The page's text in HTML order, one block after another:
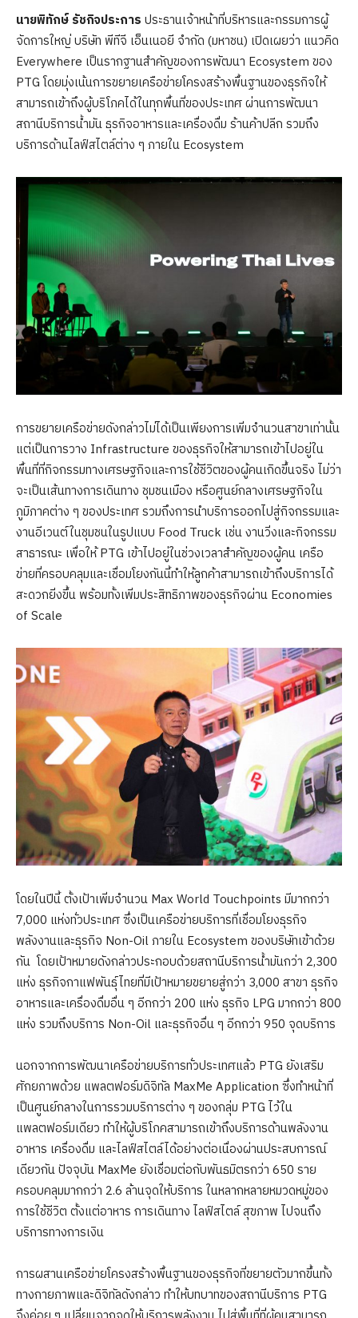
นายพิทักษ์ รัชกิจประการ ประธานเจ้าหน้าที่บริหารและกรรมการผู้
จัดการใหญ่ บริษัท พีทีจี เอ็นเนอยี จำกัด (มหาชน) เปิดเผยว่า แนวคิด
Everywhere เป็นรากฐานสำคัญของการพัฒนา Ecosystem ของ
PTG โดยมุ่งเน้นการขยายเครือข่ายโครงสร้างพื้นฐานของธุรกิจให้
สามารถเข้าถึงผู้บริโภคได้ในทุกพื้นที่ของประเทศ ผ่านการพัฒนา
สถานีบริการน้ำมัน ธุรกิจอาหารและเครื่องดื่ม ร้านค้าปลีก รวมถึง
บริการด้านไลฟ์สไตล์ต่าง ๆ ภายใน Ecosystem
การขยายเครือข่ายดังกล่าวไม่ได้เป็นเพียงการเพิ่มจำนวนสาขาเท่านั้น
แต่เป็นการวาง Infrastructure ของธุรกิจให้สามารถเข้าไปอยู่ใน
พื้นที่ที่กิจกรรมทางเศรษฐกิจและการใช้ชีวิตของผู้คนเกิดขึ้นจริง ไม่ว่า
จะเป็นเส้นทางการเดินทาง ชุมชนเมือง หรือศูนย์กลางเศรษฐกิจใน
ภูมิภาคต่าง ๆ ของประเทศ รวมถึงการนำบริการออกไปสู่กิจกรรมและ
งานอีเวนต์ในชุมชนในรูปแบบ Food Truck เช่น งานวิ่งและกิจกรรม
สาธารณะ เพื่อให้ PTG เข้าไปอยู่ในช่วงเวลาสำคัญของผู้คน เครือ
ข่ายที่ครอบคลุมและเชื่อมโยงกันนี้ทำให้ลูกค้าสามารถเข้าถึงบริการได้
สะดวกยิ่งขึ้น พร้อมทั้งเพิ่มประสิทธิภาพของธุรกิจผ่าน Economies
of Scale
โดยในปีนี้ ตั้งเป้าเพิ่มจำนวน Max World Touchpoints มีมากกว่า
7,000 แห่งทั่วประเทศ ซึ่งเป็นเครือข่ายบริการที่เชื่อมโยงธุรกิจ
พลังงานและธุรกิจ Non-Oil ภายใน Ecosystem ของบริษัทเข้าด้วย
กัน โดยเป้าหมายดังกล่าวประกอบด้วยสถานีบริการน้ำมันกว่า 2,300
แห่ง ธุรกิจกาแฟพันธุ์ไทยที่มีเป้าหมายขยายสู่กว่า 3,000 สาขา ธุรกิจ
อาหารและเครื่องดื่มอื่น ๆ อีกกว่า 200 แห่ง ธุรกิจ LPG มากกว่า 800
แห่ง รวมถึงบริการ Non-Oil และธุรกิจอื่น ๆ อีกกว่า 950 จุดบริการ
นอกจากการพัฒนาเครือข่ายบริการทั่วประเทศแล้ว PTG ยังเสริม
ศักยภาพด้วย แพลตฟอร์มดิจิทัล MaxMe Application ซึ่งทำหน้าที่
เป็นศูนย์กลางในการรวมบริการต่าง ๆ ของกลุ่ม PTG ไว้ใน
แพลตฟอร์มเดียว ทำให้ผู้บริโภคสามารถเข้าถึงบริการด้านพลังงาน
อาหาร เครื่องดื่ม และไลฟ์สไตล์ได้อย่างต่อเนื่องผ่านประสบการณ์
เดียวกัน ปัจจุบัน MaxMe ยังเชื่อมต่อกับพันธมิตรกว่า 650 ราย
ครอบคลุมมากกว่า 2.6 ล้านจุดให้บริการ ในหลากหลายหมวดหมู่ของ
การใช้ชีวิต ตั้งแต่อาหาร การเดินทาง ไลฟ์สไตล์ สุขภาพ ไปจนถึง
บริการทางการเงิน
การผสานเครือข่ายโครงสร้างพื้นฐานของธุรกิจที่ขยายตัวมากขึ้นทั้ง
ทางกายภาพและดิจิทัลดังกล่าว ทำให้บทบาทของสถานีบริการ PTG